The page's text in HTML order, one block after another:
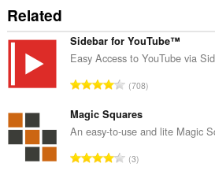
Related
Sidebar for YouTube™
Easy Access to YouTube via
Σ
ν
ο
ο
708
Magic Squares
An easy-to-use and lite Magic
Σ3